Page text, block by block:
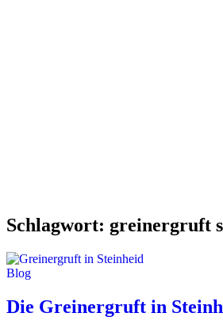
Schlagwort: greinergruft
Blog
Die Greinergruft in